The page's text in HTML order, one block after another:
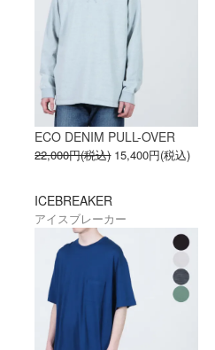
ECO DENIM PULL-OVER
22,000円(税込) 15,400円(税込)
ICEBREAKER
アイスブレーカー